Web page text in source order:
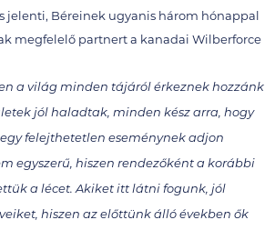
jelenti, Béreinek ugyanis három hónappal
megfelelő partnert a kanadai Wilberforce
a világ minden tájáról érkeznek hozzánk
jól haladtak, minden kész arra, hogy
felejthetetlen eseménynek adjon
egyszerű, hiszen rendezőként a korábbi
a lécet. Akiket itt látni fogunk, jól
hiszen az előttünk álló években ők